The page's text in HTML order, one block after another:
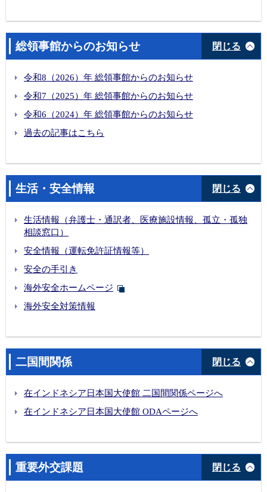
総領事館からのお知らせ 閉じる
令和8（2026）年 総領事館からのお知らせ
令和7（2025）年 総領事館からのお知らせ
令和6（2024）年 総領事館からのお知らせ
過去の記事はこちら
生活・安全情報 閉じる
生活情報（弁護士・通訳者、医療施設情報、孤立・孤独
相談窓口）
安全情報（運転免許証情報等）
安全の手引き
海外安全ホームページ
海外安全対策情報
二国間関係 閉じる
在インドネシア日本国大使館 二国間関係ページへ
在インドネシア日本国大使館 ODAページへ
重要外交課題 閉じる